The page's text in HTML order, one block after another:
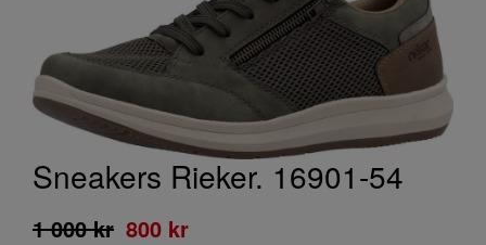
Sneakers Rieker. 16901-54
1 000 kr 800 kr